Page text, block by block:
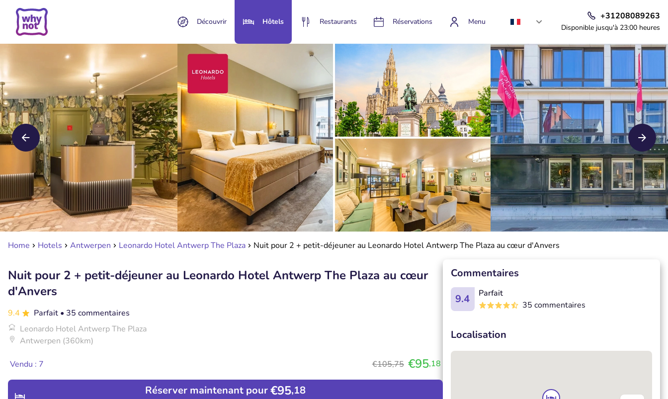
Découvrir Hôtels Restaurants Réservations Menu
+31208089263
Disponible jusqu'à 23:00 heures
Home Hotels Antwerpen Leonardo Hotel Antwerp The Plaza Nuit pour 2 + petit-déjeuner au Leonardo Hotel Antwerp The Plaza au cœur d'Anvers
Nuit pour 2 + petit-déjeuner au Leonardo Hotel Antwerp The Plaza au cœur
d'Anvers
9.4 Parfait • 35 commentaires
Leonardo Hotel Antwerp The Plaza
Antwerpen (360km)
Vendu : 7 €105,75 €95,18
Réserver maintenant pour€95,18
Commentaires
9.4
Parfait
35 commentaires
Localisation